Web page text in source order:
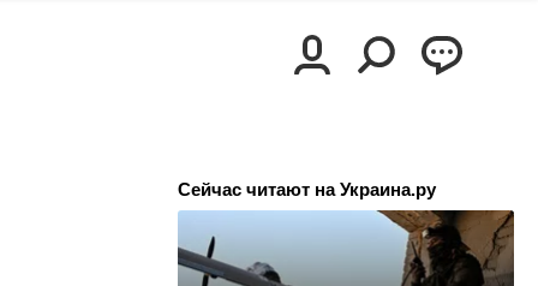
Сейчас читают на Украина.ру